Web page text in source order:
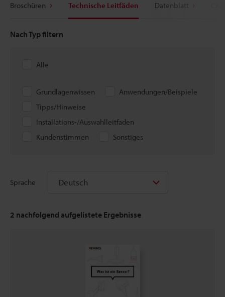
Broschüren Technische Leitfäden Datenblatt
Nach Typ filtern
Alle
Grundlagenwissen
Anwendungen/Beispiele
Tipps/Hinweise
Installations-/Auswahlleitfaden
Kundenstimmen
Sonstiges
Sprache Deutsch
2 nachfolgend aufgelistete Ergebnisse